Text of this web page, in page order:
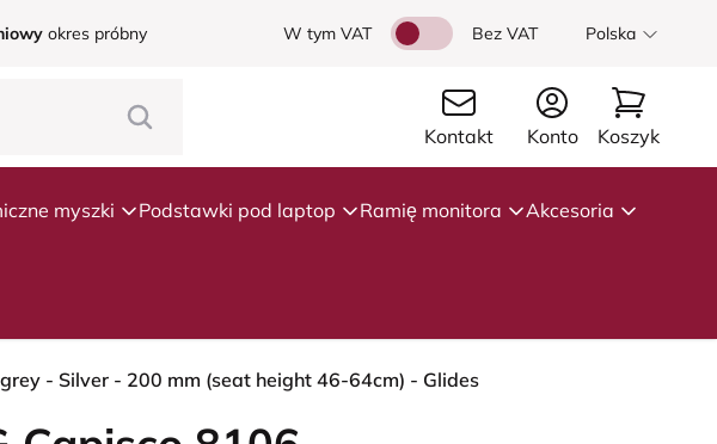
okres próbny W tym VAT Bez VAT Polska
Kontakt Konto Koszyk
myszki Podstawki pod laptop Ramię monitora Akcesoria
- Silver - 200 mm (seat height 46-64cm) - Glides